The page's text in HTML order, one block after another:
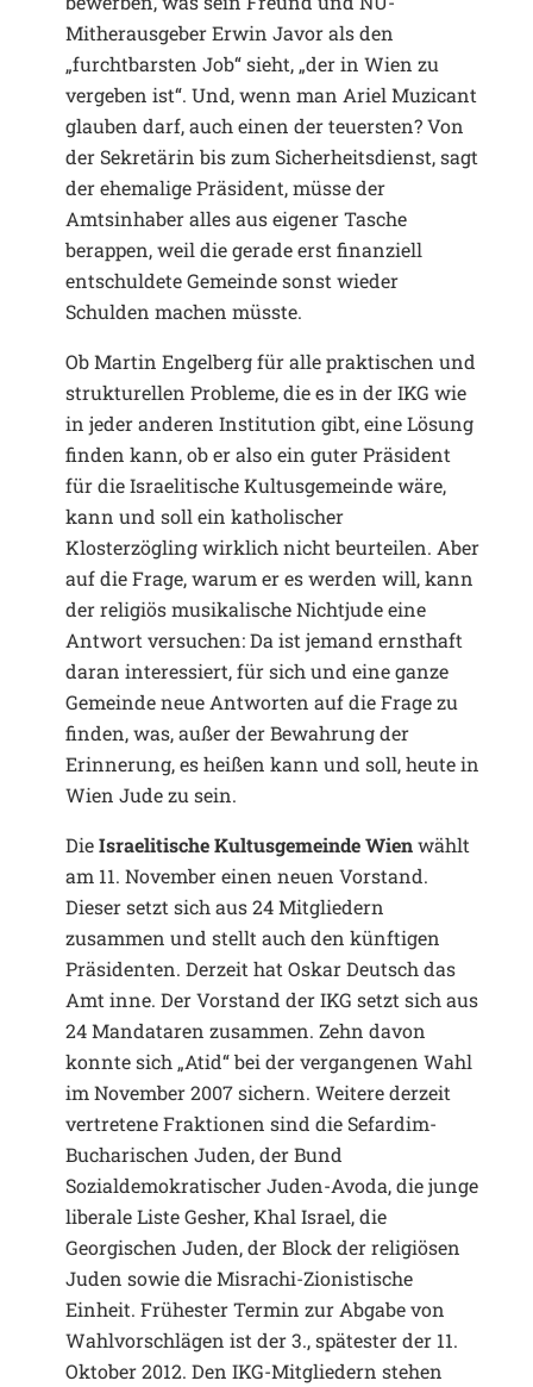
Mitherausgeber Erwin Javor als den
„furchtbarsten Job“ sieht, „der in Wien zu
vergeben ist“. Und, wenn man Ariel Muzicant
glauben darf, auch einen der teuersten? Von
der Sekretärin bis zum Sicherheitsdienst, sagt
der ehemalige Präsident, müsse der
Amtsinhaber alles aus eigener Tasche
berappen, weil die gerade erst finanziell
entschuldete Gemeinde sonst wieder
Schulden machen müsste.
Ob Martin Engelberg für alle praktischen und
strukturellen Probleme, die es in der IKG wie
in jeder anderen Institution gibt, eine Lösung
finden kann, ob er also ein guter Präsident
für die Israelitische Kultusgemeinde wäre,
kann und soll ein katholischer
Klosterzögling wirklich nicht beurteilen. Aber
auf die Frage, warum er es werden will, kann
der religiös musikalische Nichtjude eine
Antwort versuchen: Da ist jemand ernsthaft
daran interessiert, für sich und eine ganze
Gemeinde neue Antworten auf die Frage zu
finden, was, außer der Bewahrung der
Erinnerung, es heißen kann und soll, heute in
Wien Jude zu sein.
DieIsraelitische Kultusgemeinde Wienwählt
am 11. November einen neuen Vorstand.
Dieser setzt sich aus 24 Mitgliedern
zusammen und stellt auch den künftigen
Präsidenten. Derzeit hat Oskar Deutsch das
Amt inne. Der Vorstand der IKG setzt sich aus
24 Mandataren zusammen. Zehn davon
konnte sich „Atid“ bei der vergangenen Wahl
im November 2007 sichern. Weitere derzeit
vertretene Fraktionen sind die Sefardim-
Bucharischen Juden, der Bund
Sozialdemokratischer Juden-Avoda, die junge
liberale Liste Gesher, Khal Israel, die
Georgischen Juden, der Block der religiösen
Juden sowie die Misrachi-Zionistische
Einheit. Frühester Termin zur Abgabe von
Wahlvorschlägen ist der 3., spätester der 11.
Oktober 2012. Den IKG-Mitgliedern stehen